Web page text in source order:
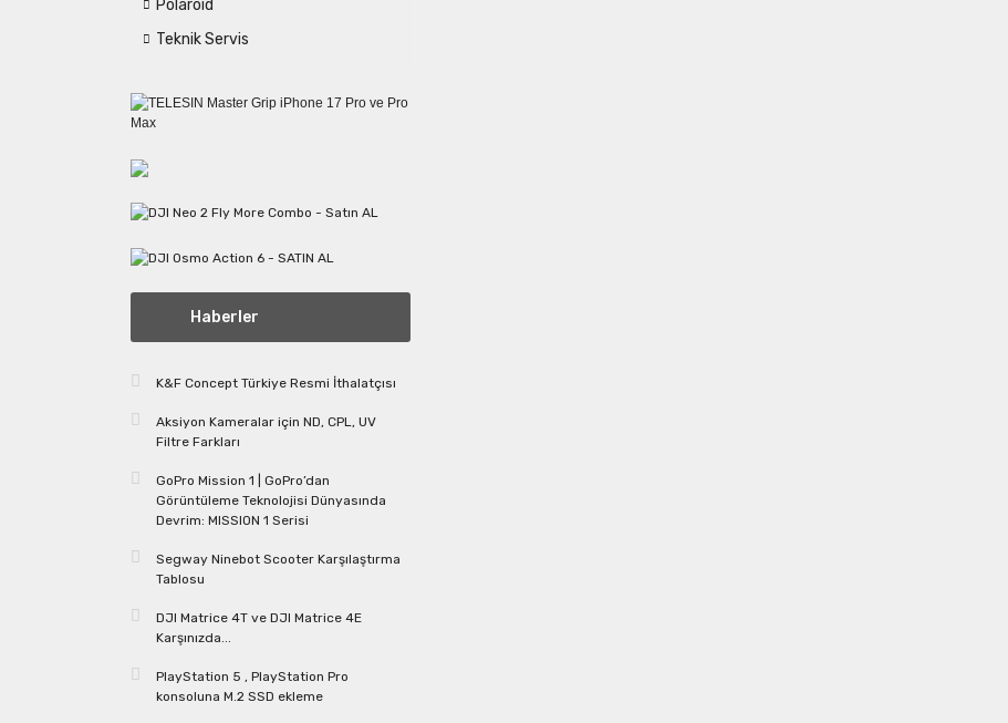
Polaroid
Teknik Servis
Haberler
K&F Concept Türkiye Resmi İthalatçısı
Aksiyon Kameralar için ND, CPL, UV
Filtre Farkları
GoPro Mission 1 | GoPro’dan
Görüntüleme Teknolojisi Dünyasında
Devrim: MISSION 1 Serisi
Segway Ninebot Scooter Karşılaştırma
Tablosu
DJI Matrice 4T ve DJI Matrice 4E
Karşınızda...
PlayStation 5 , PlayStation Pro
konsoluna M.2 SSD ekleme